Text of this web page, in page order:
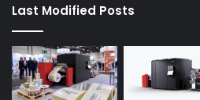
Last Modified Posts